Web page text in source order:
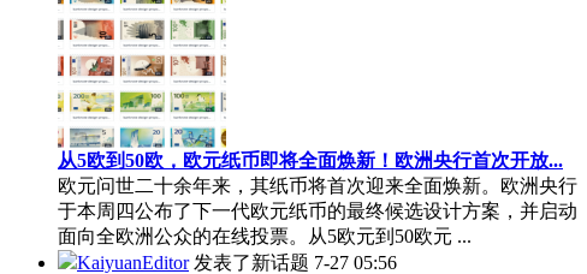
从5欧到50欧，欧元纸币即将全面焕新！欧洲央行首次开放...
欧元问世二十余年来，其纸币将首次迎来全面焕新。欧洲央行
于本周四公布了下一代欧元纸币的最终候选设计方案，并启动
面向全欧洲公众的在线投票。从5欧元到50欧元 ...
KaiyuanEditor发表了新话题 7-27 05:56